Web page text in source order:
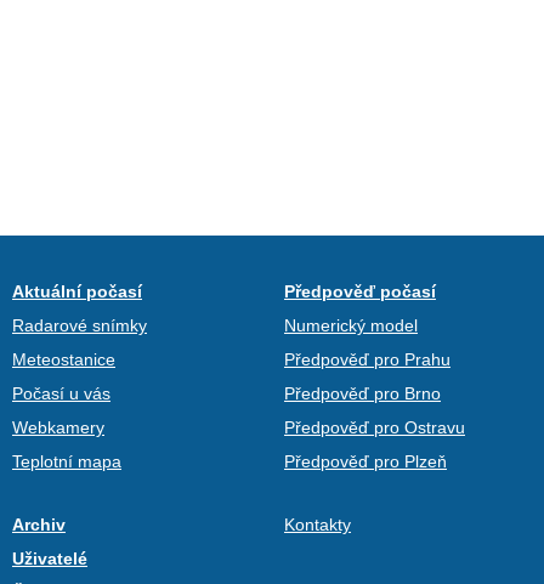
Aktuální počasí
Radarové snímky
Meteostanice
Počasí u vás
Webkamery
Teplotní mapa
Předpověď počasí
Numerický model
Předpověď pro Prahu
Předpověď pro Brno
Předpověď pro Ostravu
Předpověď pro Plzeň
Archiv
Uživatelé
Kontakty